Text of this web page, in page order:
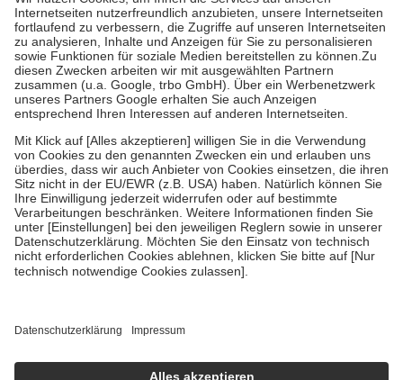
Kosten der Leistung zu entrichten.
Diese Regeln gelten grundsätzlich auch für Online-Apotheken.
Bei Heilmitteln und häuslicher Krankenpflege beträgt die
Zuzahlung zehn Prozent der Kosten sowie zehn Euro je
Verordnung.
Um das Engagement der Versicherten für ihre eigene Gesundheit zu
stärken und die besondere Stellung der Familie zu unterstützen,
fallenkeine Zuzahlungenan bei:
• Kindern und Jugendlichen bis zum vollendeten 18. Lebensjahr
mit Ausnahme der Fahrkosten
• Untersuchungen zur Vorsorge und Früherkennung, die von der
GKV getragen werden
• empfohlenen Schutzimpfungen
• Harn- und Blutteststreifen
getroffen, um sicherzustellen, dass es sich um echte Bewertungen
https://help.etrusted.com/hc/de/articles/4419944605341